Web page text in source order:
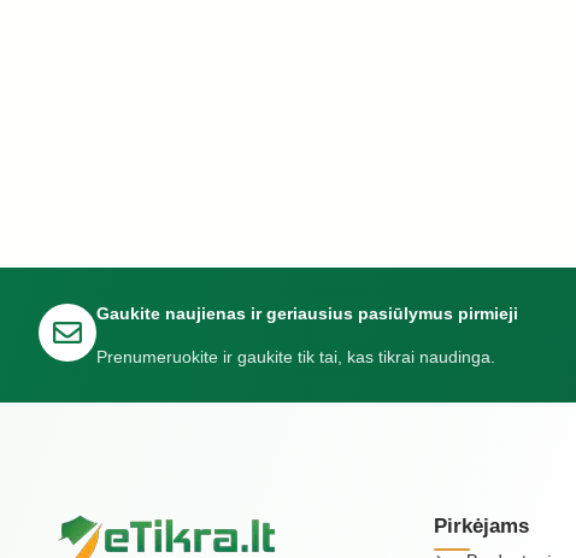
Gaukite naujienas ir geriausius pasiūlymus pirmieji
Prenumeruokite ir gaukite tik tai, kas tikrai naudinga.
Pirkėjams